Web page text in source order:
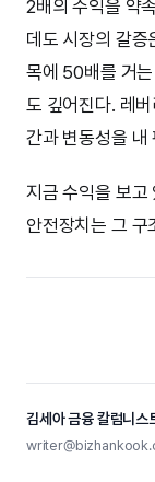
2배의 수익을 약
데도 시장의 갈증
목에 50배를 거
도 깊어진다. 레
간과 변동성을 내
지금 수익을 보고
안전장치는 그 구
김세아 금융 칼럼니스